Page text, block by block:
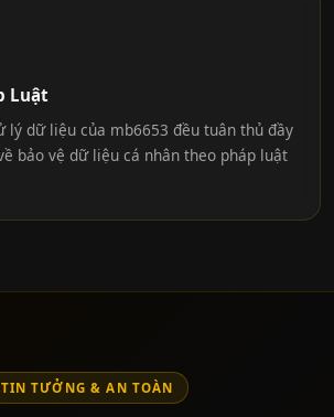
Luật
lý dữ liệu của mb6653 đều tuân thủ đầy
bảo vệ dữ liệu cá nhân theo pháp luật
TIN TƯỞNG & AN TOÀN